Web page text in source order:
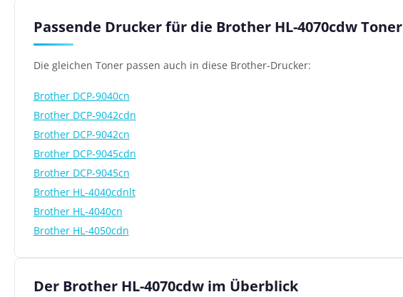
Passende Drucker für die Brother HL-4070cdw Toner
Die gleichen Toner passen auch in diese Brother-Drucker:
Brother DCP-9040cn
Brother DCP-9042cdn
Brother DCP-9042cn
Brother DCP-9045cdn
Brother DCP-9045cn
Brother HL-4040cdnlt
Brother HL-4040cn
Brother HL-4050cdn
Der Brother HL-4070cdw im Überblick